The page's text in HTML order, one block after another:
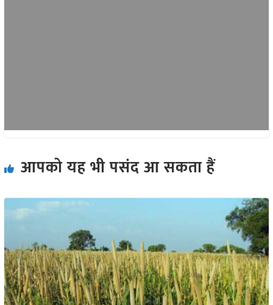
आपको यह भी पसंद आ सकता हैं